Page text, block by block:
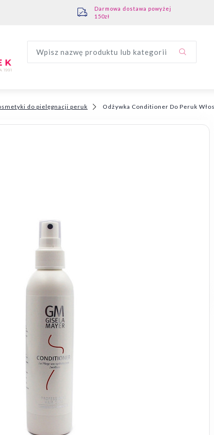
Darmowa dostawa powyżej
150zł
Wpisz nazwę produktu lub kategorii
do pielęgnacji peruk Odżywka Conditioner Do Peruk